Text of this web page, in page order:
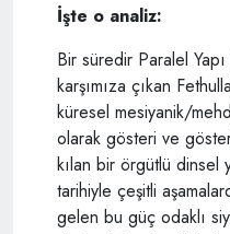
İşte o analiz:
Bir süredir Paralel
karşımıza çıkan
küresel mesiyanik/
olarak gösteri ve
kılan bir örgütlü dinsel
tarihiyle çeşitli
gelen bu güç odaklı